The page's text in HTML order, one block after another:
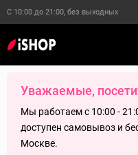
С 10:00 до 21:00, без выходных
Уважаемые,
Мы работаем с 10:00 -
доступен самовывоз и
Москве.